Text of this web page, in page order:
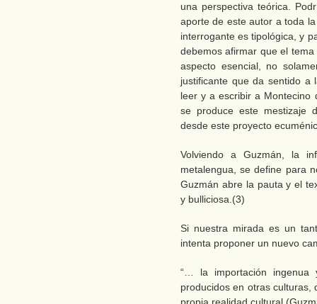
una perspectiva teórica.
aporte de este autor a toda
interrogante es tipológica, y
debemos afirmar que el
aspecto esencial, no
justificante que da sentido a
leer y a escribir a Montecino
se produce este mestizaje
desde este proyecto
Volviendo a Guzmán, la
metalengua, se define para
Guzmán abre la pauta y el
y bulliciosa.(3)
Si nuestra mirada es un
intenta proponer un nuevo
“… la importación ingenua
producidos en otras culturas,